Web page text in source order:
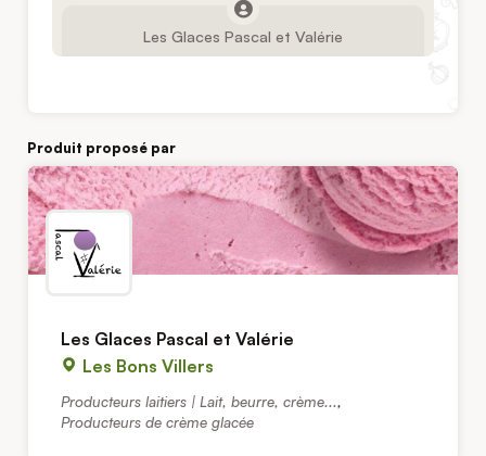
Les Glaces Pascal et Valérie
Produit proposé par
Les Glaces Pascal et Valérie
Les Bons Villers
Producteurs laitiers | Lait, beurre, crème...,
Producteurs de crème glacée